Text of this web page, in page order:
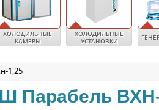
ХОЛОДИЛЬНЫЕ
КАМЕРЫ
ХОЛОДИЛЬНЫЕ
УСТАНОВКИ
1,25
Парабель